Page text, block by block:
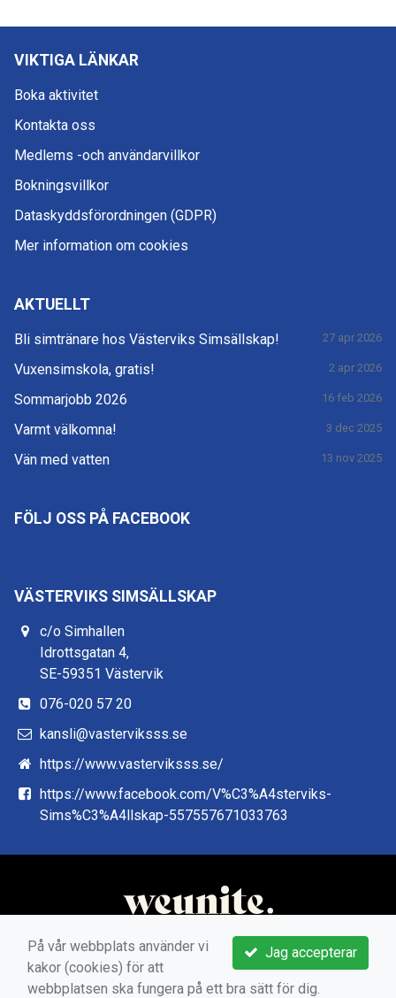
VIKTIGA LÄNKAR
Boka aktivitet
Kontakta oss
Medlems -och användarvillkor
Bokningsvillkor
Dataskyddsförordningen (GDPR)
Mer information om cookies
AKTUELLT
Bli simtränare hos Västerviks Simsällskap! 27 apr 2026
Vuxensimskola, gratis! 2 apr 2026
Sommarjobb 2026 16 feb 2026
Varmt välkomna! 3 dec 2025
Vän med vatten 13 nov 2025
FÖLJ OSS PÅ FACEBOOK
VÄSTERVIKS SIMSÄLLSKAP
c/o Simhallen
Idrottsgatan 4,
SE-59351 Västervik
076-020 57 20
kansli@vasterviksss.se
https://www.vasterviksss.se/
https://www.facebook.com/V%C3%A4sterviks-
Sims%C3%A4llskap-557557671033763
Jag accepterar
På vår webbplats använder vi
kakor (cookies) för att
webbplatsen ska fungera på ett bra sätt för dig.